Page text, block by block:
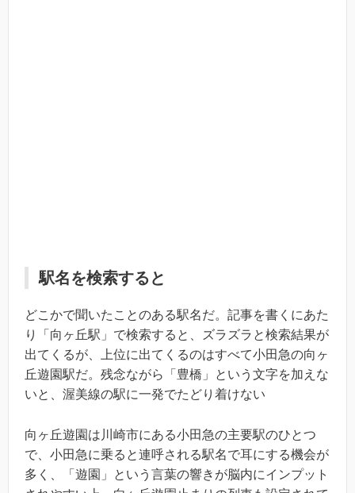
駅名を検索すると
どこかで聞いたことのある駅名だ。記事を書くにあた
り「向ヶ丘駅」で検索すると、ズラズラと検索結果が
出てくるが、上位に出てくるのはすべて小田急の向ヶ
丘遊園駅だ。残念ながら「豊橋」という文字を加えな
いと、渥美線の駅に一発でたどり着けない
向ヶ丘遊園は川崎市にある小田急の主要駅のひとつ
で、小田急に乗ると連呼される駅名で耳にする機会が
多く、「遊園」という言葉の響きが脳内にインプット